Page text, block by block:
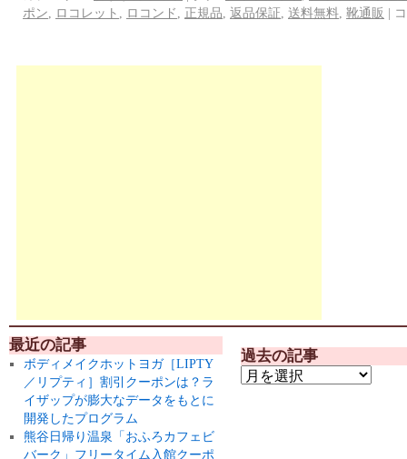
ポン
ロコレット ロコンド 正規品 返品保証 送料無料 靴通販 |
最近の記事
ボディメイクホットヨガ［LIPTY
／リプティ］割引クーポンは？ラ
イザップが膨大なデータをもとに
開発したプログラム
熊谷日帰り温泉「おふろカフェビ
バーク」フリータイム入館クーポ
過去の記事